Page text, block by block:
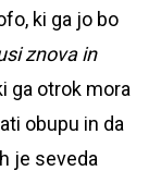
ki ga jo bo
znova in
ga otrok mora
obupu in da
je seveda